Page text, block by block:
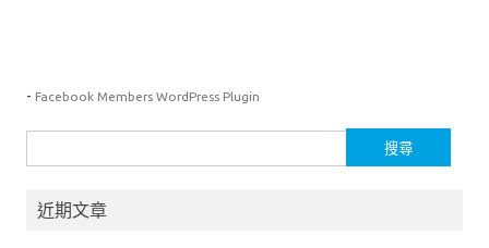
- Facebook Members WordPress Plugin
尋
鍵近期文章